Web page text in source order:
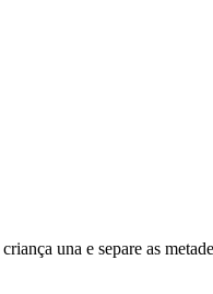
una e separe as